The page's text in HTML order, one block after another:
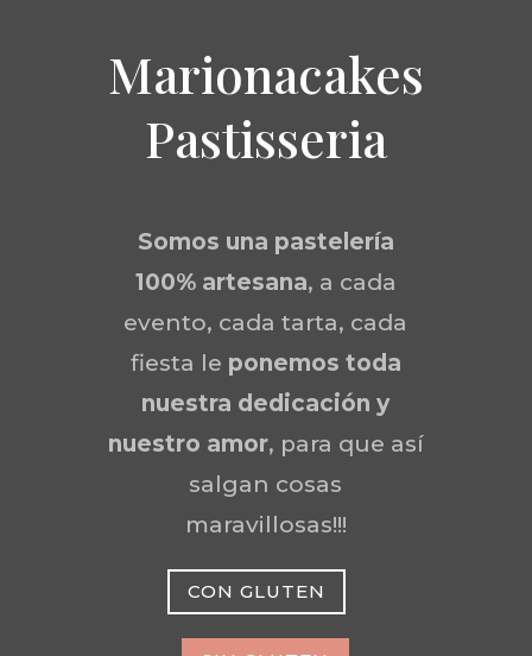
Marionacakes
Pastisseria
Somos una pastelería
100% artesana, a cada
evento, cada tarta, cada
fiesta le ponemos toda
nuestra dedicación y
nuestro amor, para que así
salgan cosas
maravillosas!!!
CON GLUTEN